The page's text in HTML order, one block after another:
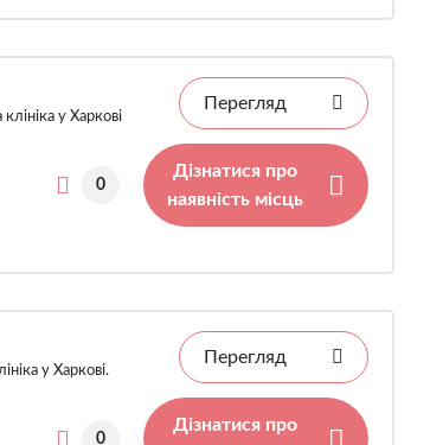
у Харкові
0
Перегляд
Дізнатися про
наявність місць
у Харкові.
0
Перегляд
Дізнатися про